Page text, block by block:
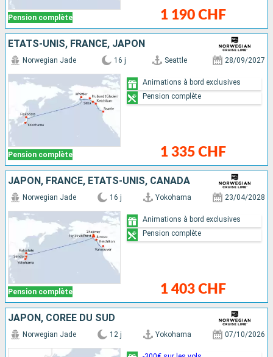
Pension complète 1 190 CHF
ÉTATS-UNIS, FRANCE, JAPON
Pension complète
Norwegian Jade 16 j Seattle 28/09/2027
1 335 CHF
Animations à bord exclusives
Pension complète
JAPON, FRANCE, ÉTATS-UNIS, CANADA
Pension complète
Norwegian Jade 16 j Yokohama 23/04/2028
1 403 CHF
Animations à bord exclusives
Pension complète
JAPON, CORÉE DU SUD
Norwegian Jade 12 j Yokohama 07/10/2026